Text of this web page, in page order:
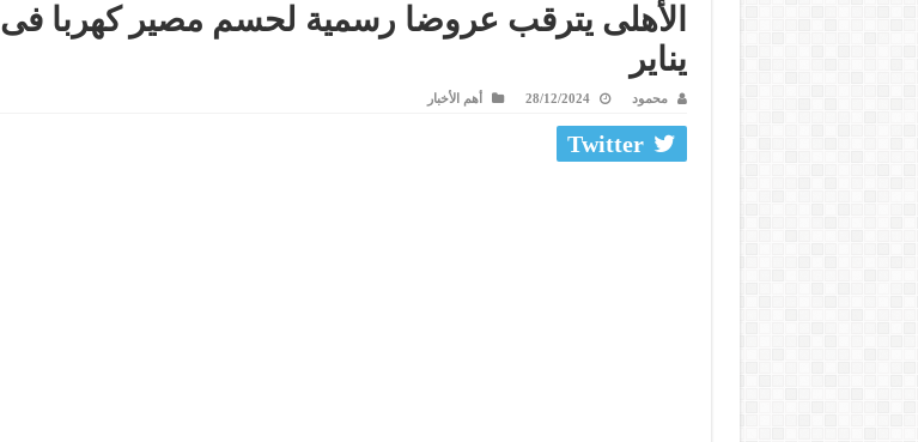
الأهلى يترقب عروضا رسمية لحسم مصير كهربا فى
يناير
محمود 28/12/2024 أهم الأخبار
Twitter